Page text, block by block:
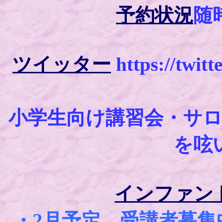
予約状況随
ツイッター https://
小学生向け講習会・サ
を呟
インファン